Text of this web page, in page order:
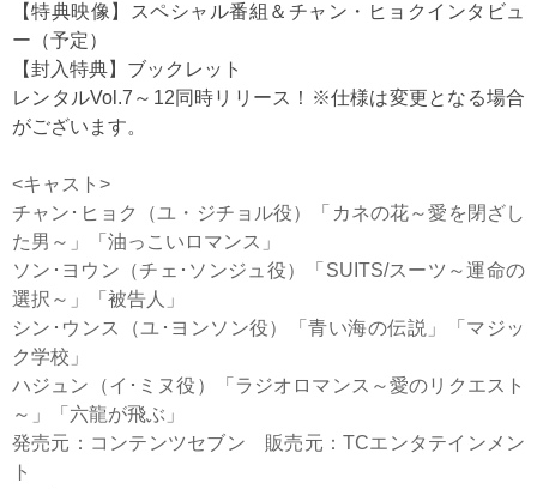
【特典映像】スペシャル番組＆チャン・ヒョクインタビュ
ー（予定）
【封入特典】ブックレット
レンタルVol.7～12同時リリース！※仕様は変更となる場合
がございます。
<キャスト>
チャン･ヒョク（ユ・ジチョル役）「カネの花～愛を閉ざし
た男～」「油っこいロマンス」
ソン･ヨウン（チェ･ソンジュ役）「SUITS/スーツ～運命の
選択～」「被告人」
シン･ウンス（ユ･ヨンソン役）「青い海の伝説」「マジッ
ク学校」
ハジュン（イ･ミヌ役）「ラジオロマンス～愛のリクエスト
～」「六龍が飛ぶ」
発売元：コンテンツセブン 販売元：TCエンタテインメン
ト